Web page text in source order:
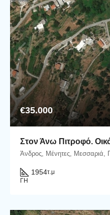
€35.000
1954τ.μ
ΓΗ